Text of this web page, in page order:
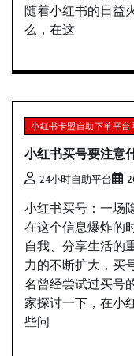
随着小红书的日益
么，在这
小红书卡盟自助下单平台
小红书买号要注意
24小时自助平台
小红书买号：一场
在这个信息爆炸的
自我、分享生活的
力的不断扩大，买
名曾经尝试过买号
家探讨一下，在小
些问